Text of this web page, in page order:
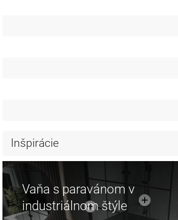
Inšpirácie
Vaňa s paravánom v
industriálnom štýle